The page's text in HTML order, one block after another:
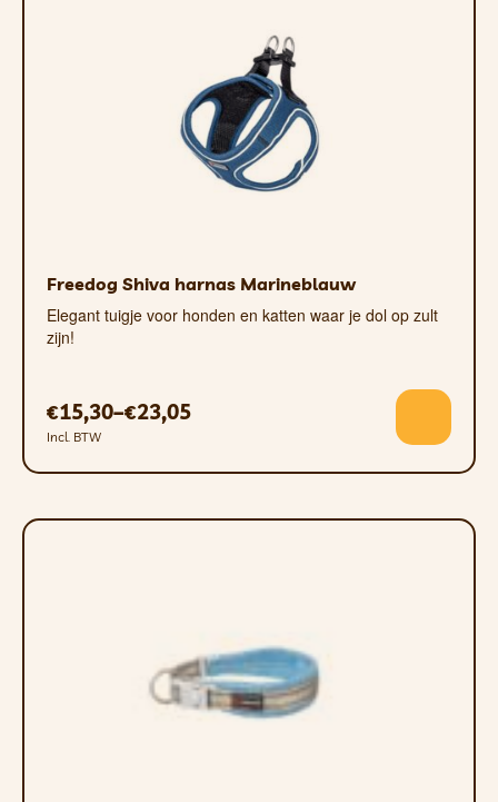
Freedog Shiva harnas Marineblauw
Elegant tuigje voor honden en katten waar je dol op zult
zijn!
€15,30–€23,05
Incl. BTW